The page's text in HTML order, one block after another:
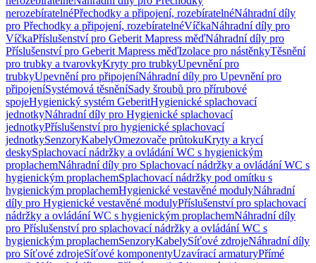
nerozebíratelnéPřechodky a připojení, rozebíratelnéNáhradní díly
pro Přechodky a připojení, rozebíratelnéVíčkaNáhradní díly pro
VíčkaPříslušenství pro Geberit Mapress měďNáhradní díly pro
Příslušenství pro Geberit Mapress měďIzolace pro nástěnkyTěsnění
pro trubky a tvarovkyKryty pro trubkyUpevnění pro
trubkyUpevnění pro připojeníNáhradní díly pro Upevnění pro
připojeníSystémová těsněníSady šroubů pro přírubové
spojeHygienický systém GeberitHygienické splachovací
jednotkyNáhradní díly pro Hygienické splachovací
jednotkyPříslušenství pro hygienické splachovací
jednotkySenzoryKabelyOmezovače průtokuKryty a krycí
deskySplachovací nádržky a ovládání WC s hygienickým
proplachemNáhradní díly pro Splachovací nádržky a ovládání WC s
hygienickým proplachemSplachovací nádržky pod omítku s
hygienickým proplachemHygienické vestavěné modulyNáhradní
díly pro Hygienické vestavěné modulyPříslušenství pro splachovací
nádržky a ovládání WC s hygienickým proplachemNáhradní díly
pro Příslušenství pro splachovací nádržky a ovládání WC s
hygienickým proplachemSenzoryKabelySíťové zdrojeNáhradní díly
pro Síťové zdrojeSíťové komponentyUzavírací armaturyPřímé